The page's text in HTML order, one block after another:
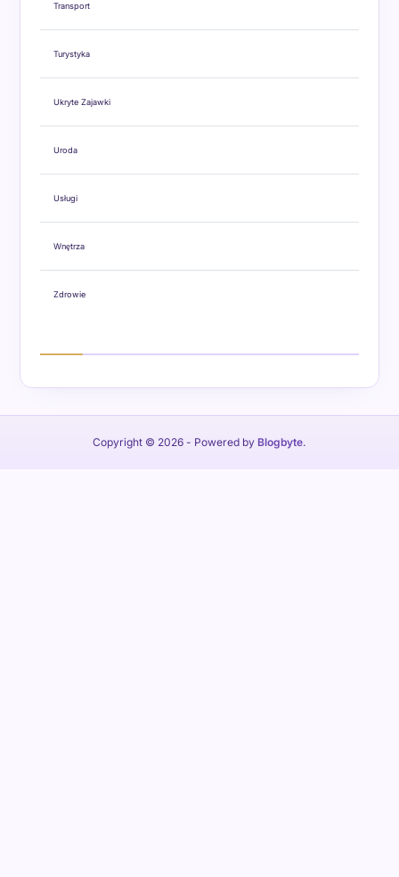
Transport
Turystyka
Ukryte Zajawki
Uroda
Usługi
Wnętrza
Zdrowie
Copyright © 2026 - Powered by Blogbyte.